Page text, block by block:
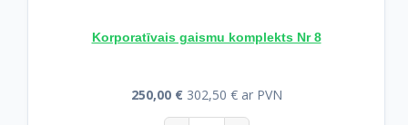
Korporatīvais gaismu komplekts Nr 8
250,00 € 302,50 € ar PVN